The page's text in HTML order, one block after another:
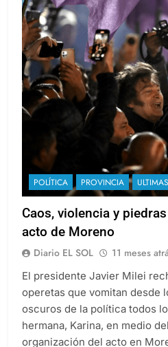
POLÍTICA PROVINCIA
Caos, violencia y
acto de Moreno
Diario EL SOL 11 meses
El presidente Javier Milei
operetas que vomitan desde
oscuros de la política todos
hermana, Karina, en medio
organización del acto en